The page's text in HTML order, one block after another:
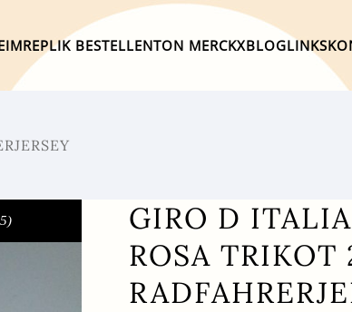
REPLIK BESTELLENTON MERCKXBLOGLINKS
GIRO D
ROSA TRIKOT